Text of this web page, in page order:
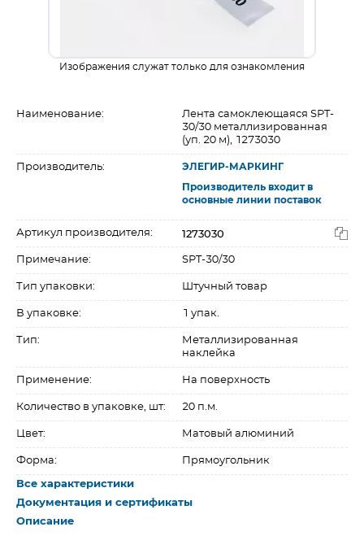
Изображения служат только для ознакомления
Наименование:
Лента самоклеющаяся SPT-
30/30 металлизированная
(уп. 20 м), 1273030
Производитель: ЭЛЕГИР-МАРКИНГ
Производитель входит в
основные линии поставок
Артикул производителя: 1273030
Примечание: SPT-30/30
Тип упаковки: Штучный товар
В упаковке: 1 упак.
Тип:
Металлизированная
наклейка
Применение: На поверхность
Количество в упаковке, шт: 20 п.м.
Цвет: Матовый алюминий
Форма: Прямоугольник
Все характеристики
Документация и сертификаты
Описание